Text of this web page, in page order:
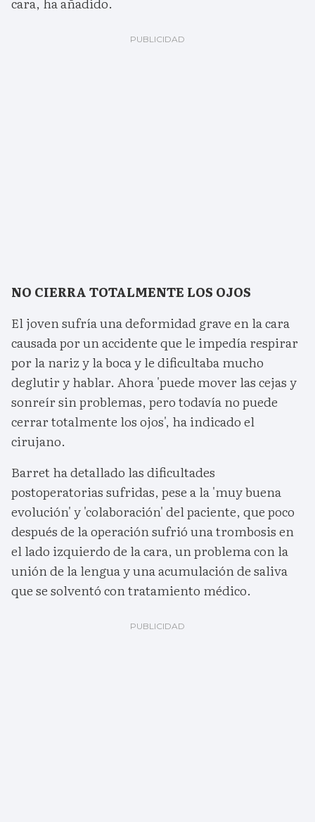
NO CIERRA TOTALMENTE LOS OJOS
El joven sufría una deformidad grave en la cara
causada por un accidente que le impedía respirar
por la nariz y la boca y le dificultaba mucho
deglutir y hablar. Ahora 'puede mover las cejas y
sonreír sin problemas, pero todavía no puede
cerrar totalmente los ojos', ha indicado el
cirujano.
Barret ha detallado las dificultades
postoperatorias sufridas, pese a la 'muy buena
evolución' y 'colaboración' del paciente, que poco
después de la operación sufrió una trombosis en
el lado izquierdo de la cara, un problema con la
unión de la lengua y una acumulación de saliva
que se solventó con tratamiento médico.